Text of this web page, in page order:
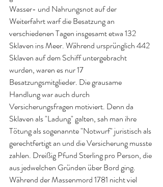
Wasser- und Nahrungsnot auf der
Weiterfahrt warf die Besatzung an
verschiedenen Tagen insgesamt etwa 132
Sklaven ins Meer. Während ursprünglich 442
Sklaven auf dem Schiff untergebracht
wurden, waren es nur 17
Besatzungsmitglieder. Die grausame
Handlung war auch durch
Versicherungsfragen motiviert. Denn da
Sklaven als "Ladung" galten, sah man ihre
Tötung als sogenannte "Notwurf" juristisch als
gerechtfertigt an und die Versicherung musste
zahlen. Dreißig Pfund Sterling pro Person, die
aus jedwelchen Gründen über Bord ging.
Während der Massenmord 1781 nicht viel